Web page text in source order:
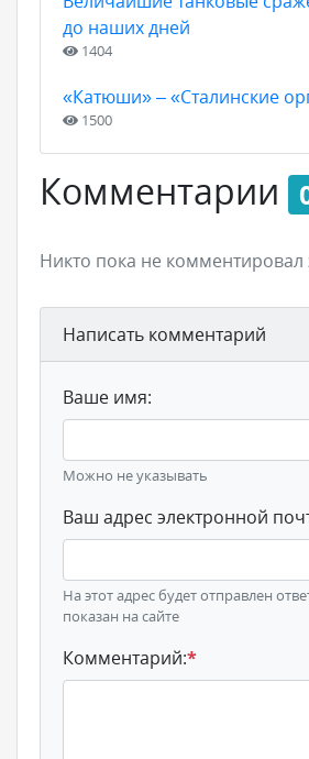
до наших дней
1404
«Катюши» – «Сталинские
1500
Комментарии
Никто пока не комментировал
Написать комментарий
Ваше имя:
Можно не указывать
Ваш адрес электронной
На этот адрес будет отправлен
показан на сайте
Комментарий:*